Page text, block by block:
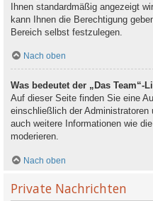
Ihnen standardmäßig angezeigt
kann Ihnen die Berechtigung
Bereich selbst festzulegen.
Nach oben
Was bedeutet der „Das Team“-
Auf dieser Seite finden Sie eine
einschließlich der Administratoren
auch weitere Informationen wie
moderieren.
Nach oben
Private Nachrichten